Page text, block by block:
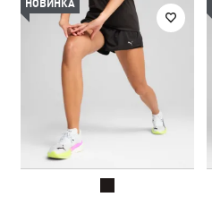
НОВИНКА